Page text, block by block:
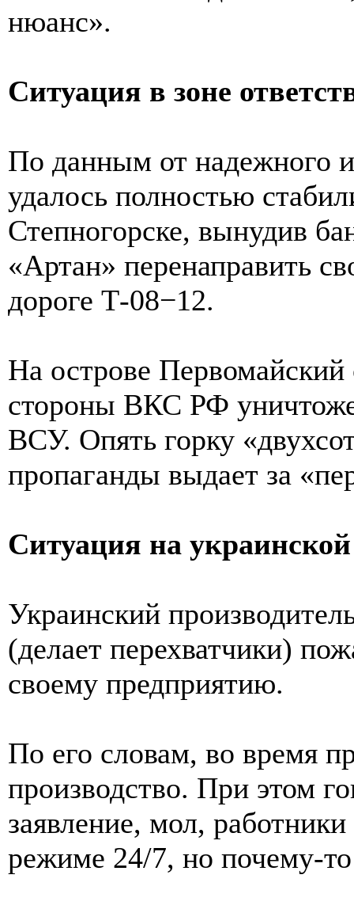
нюанс».
Ситуация в зоне
По данным от надежного
удалось полностью
Степногорске, вынудив
«Артан» перенаправить
дороге Т-08−12.
На острове
стороны ВКС РФ
ВСУ. Опять горку
пропаганды выдает за
Ситуация на
Украинский
(делает перехватчики)
своему предприятию.
По его словам, во время
производство. При этом
заявление, мол,
режиме 24/7, но почему-